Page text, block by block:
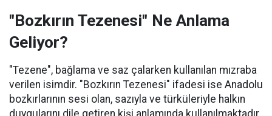
"Bozkırın Tezenesi" Ne Anlama
Geliyor?
"Tezene", bağlama ve saz çalarken kullanılan mızraba
verilen isimdir. "Bozkırın Tezenesi" ifadesi ise Anadolu
bozkırlarının sesi olan, sazıyla ve türküleriyle halkın
duygularını dile getiren kişi anlamında kullanılmaktadır.